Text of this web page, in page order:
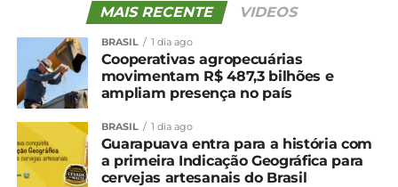
TÓPICOS RELACIONADOS: AGRICULTURA
AGRO
AGRONEGÓCIO
CEVADA
UP NEXT
Cotação agrícola para a região de
Guarapuava e Irati
NÃO PERCA
Prêmio Queijos do Paraná está com
inscrições abertas
MAIS RECENTE VIDEOS
BRASIL 1 dia ago
Cooperativas agropecuárias
movimentam R$ 487,3 bilhões e
ampliam presença no país
BRASIL 1 dia ago
Guarapuava entra para a história com
a primeira Indicação Geográfica para
cervejas artesanais do Brasil